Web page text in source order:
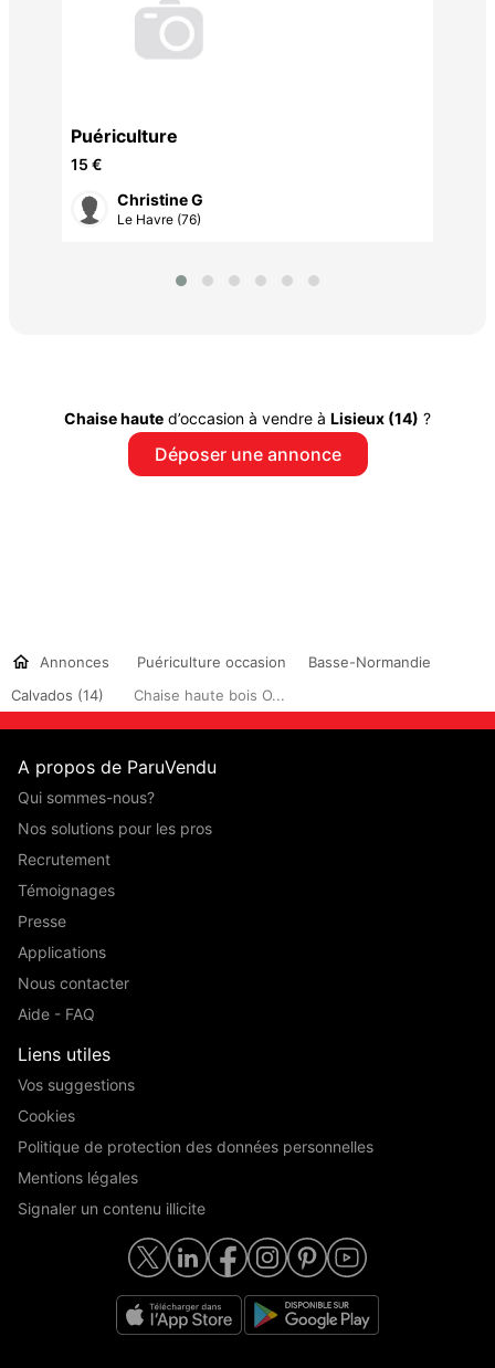
Puériculture
15 €
Christine G
Le Havre (76)
Chaise haute d’occasion à vendre à Lisieux (14) ?
Déposer une annonce
Annonces Puériculture occasion
Basse-Normandie
Calvados (14)
Chaise haute bois O...
A propos de ParuVendu
Qui sommes-nous?
Nos solutions pour les pros
Recrutement
Témoignages
Presse
Applications
Nous contacter
Aide - FAQ
Liens utiles
Vos suggestions
Cookies
Politique de protection des données personnelles
Mentions légales
Signaler un contenu illicite